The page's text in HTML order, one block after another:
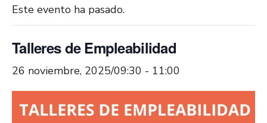
Este evento ha pasado.
Talleres de Empleabilidad
26 noviembre, 2025/09:30 - 11:00